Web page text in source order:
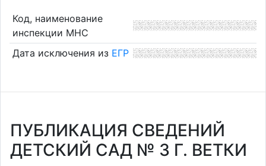
Код, наименование
инспекции МНС
Дата исключения из ЕГР
ПУБЛИКАЦИЯ СВЕДЕНИЙ
ДЕТСКИЙ САД № 3 Г. ВЕТКИ